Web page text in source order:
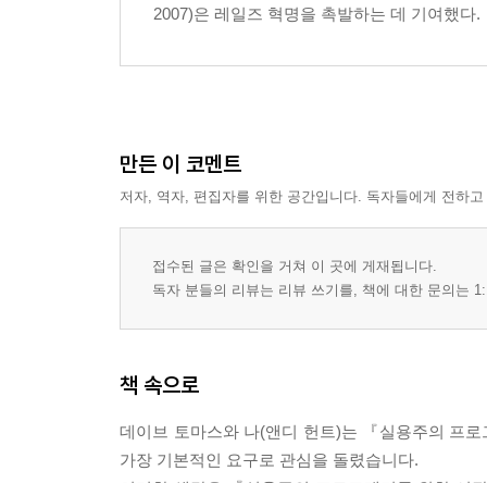
2007)은 레일즈 혁명을 촉발하는 데 기여했다.
만든 이 코멘트
저자, 역자, 편집자를 위한 공간입니다. 독자들에게 전하
접수된 글은 확인을 거쳐 이 곳에 게재됩니다.
독자 분들의 리뷰는 리뷰 쓰기를, 책에 대한 문의는
책 속으로
데이브 토마스와 나(앤디 헌트)는 『실용주의 프
가장 기본적인 요구로 관심을 돌렸습니다.